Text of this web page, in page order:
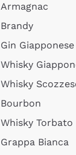
Armagnac
Brandy
Gin Giapponese
Whisky
Whisky
Bourbon
Whisky Torbato
Grappa Bianca